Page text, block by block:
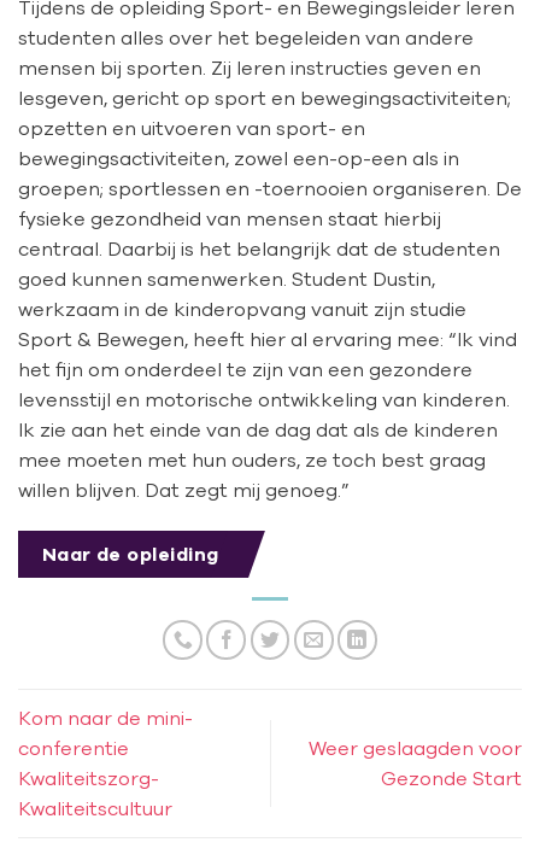
Tijdens de opleiding Sport- en Bewegingsleider leren
studenten alles over het begeleiden van andere
mensen bij sporten. Zij leren instructies geven en
lesgeven, gericht op sport en bewegingsactiviteiten;
opzetten en uitvoeren van sport- en
bewegingsactiviteiten, zowel een-op-een als in
groepen; sportlessen en -toernooien organiseren. De
fysieke gezondheid van mensen staat hierbij
centraal. Daarbij is het belangrijk dat de studenten
goed kunnen samenwerken. Student Dustin,
werkzaam in de kinderopvang vanuit zijn studie
Sport & Bewegen, heeft hier al ervaring mee: “Ik vind
het fijn om onderdeel te zijn van een gezondere
levensstijl en motorische ontwikkeling van kinderen.
Ik zie aan het einde van de dag dat als de kinderen
mee moeten met hun ouders, ze toch best graag
willen blijven. Dat zegt mij genoeg.”
Naar de opleiding
Kom naar de mini-
conferentie
Kwaliteitszorg-
Kwaliteitscultuur
Weer geslaagden voor
Gezonde Start